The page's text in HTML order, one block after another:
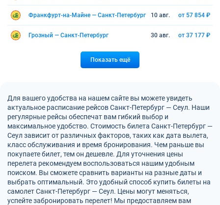
Франкфурт-на-Майне — Санкт-Петербург 10 авг. от 57 854 ₽
Грозный — Санкт-Петербург 30 авг. от 37 177 ₽
Показать ещё
Для вашего удобства на нашем сайте вы можете увидеть
актуальное расписание рейсов Санкт-Петербург — Сеул. Наши
регулярные рейсы обеспечат вам гибкий выбор и
максимальное удобство. Стоимость билета Санкт-Петербург —
Сеул зависит от различных факторов, таких как дата вылета,
класс обслуживания и время бронирования. Чем раньше вы
покупаете билет, тем он дешевле. Для уточнения цены
перелета рекомендуем воспользоваться нашим удобным
поиском. Вы сможете сравнить варианты на разные даты и
выбрать оптимальный. Это удобный способ купить билеты на
самолет Санкт-Петербург — Сеул. Цены могут меняться,
успейте забронировать перелет! Мы предоставляем вам